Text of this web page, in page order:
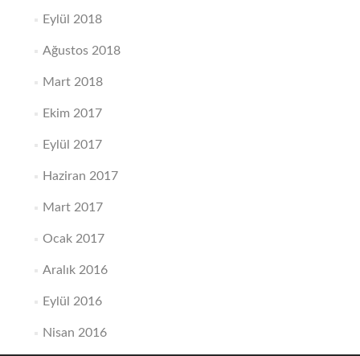
Eylül 2018
Ağustos 2018
Mart 2018
Ekim 2017
Eylül 2017
Haziran 2017
Mart 2017
Ocak 2017
Aralık 2016
Eylül 2016
Nisan 2016